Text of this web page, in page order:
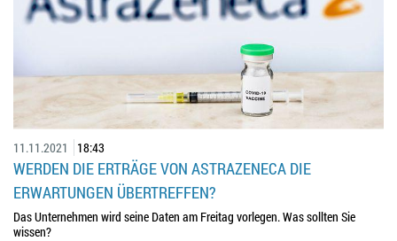
11.11.2021 18:43
WERDEN DIE ERTRÄGE VON ASTRAZENECA DIE
ERWARTUNGEN ÜBERTREFFEN?
Das Unternehmen wird seine Daten am Freitag vorlegen. Was sollten Sie
wissen?